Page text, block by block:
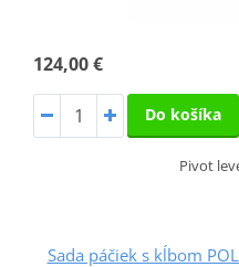
124,00 €
Do košíka
Pivot
Sada páčiek s kĺbom